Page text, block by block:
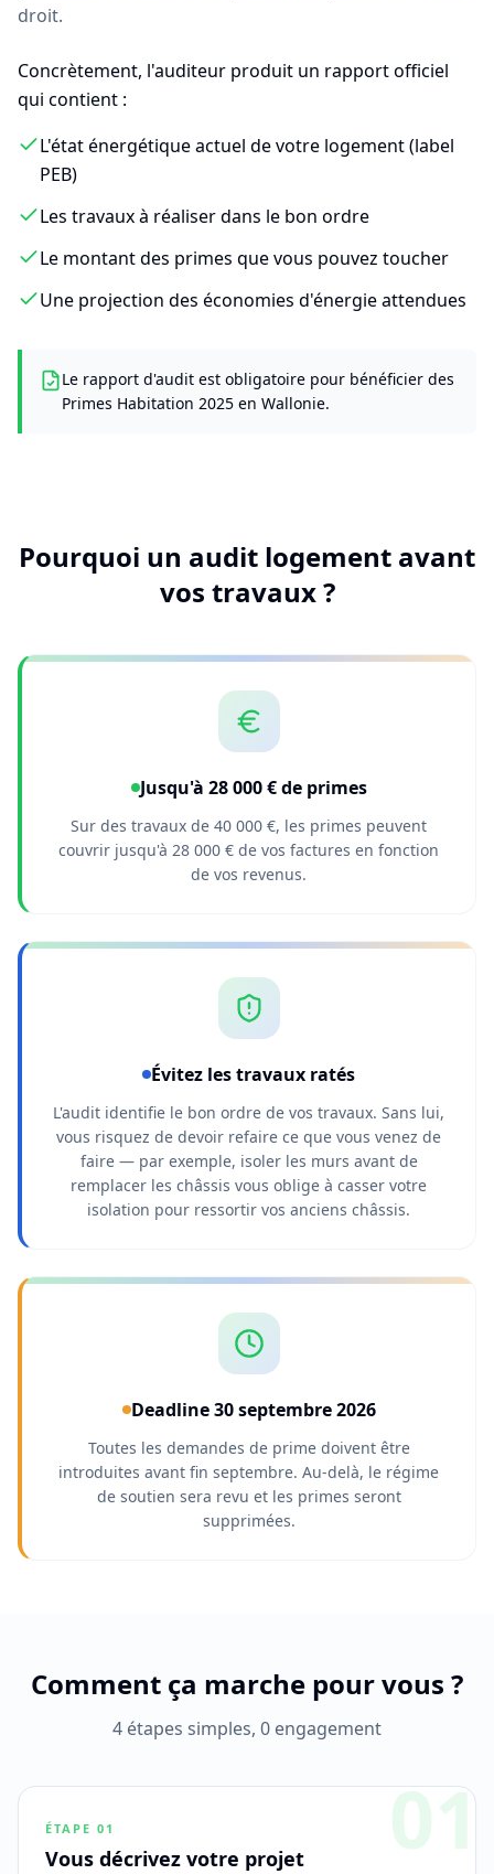
droit.
Concrètement, l'auditeur produit un rapport officiel
qui contient :
L'état énergétique actuel de votre logement (label
PEB)
Les travaux à réaliser dans le bon ordre
Le montant des primes que vous pouvez toucher
Une projection des économies d'énergie attendues
Le rapport d'audit est obligatoire pour bénéficier des
Primes Habitation 2025 en Wallonie.
Pourquoi un audit logement avant
vos travaux ?
Jusqu'à 28 000 € de primes
Sur des travaux de 40 000 €, les primes peuvent
couvrir jusqu'à 28 000 € de vos factures en fonction
de vos revenus.
Évitez les travaux ratés
L'audit identifie le bon ordre de vos travaux. Sans lui,
vous risquez de devoir refaire ce que vous venez de
faire — par exemple, isoler les murs avant de
remplacer les châssis vous oblige à casser votre
isolation pour ressortir vos anciens châssis.
Deadline 30 septembre 2026
Toutes les demandes de prime doivent être
introduites avant fin septembre. Au-delà, le régime
de soutien sera revu et les primes seront
supprimées.
Comment ça marche pour vous ?
4 étapes simples, 0 engagement
01
ÉTAPE 01
Vous décrivez votre projet